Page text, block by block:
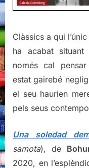
Clàssics a qui
ha acabat
només cal
estat gairebé
el seu haurien
pels seus
Una soledad
samota), de
2020, en